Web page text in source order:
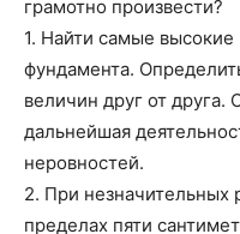
грамотно произвести?
1. Найти самые
фундамента.
величин друг от друга.
дальнейшая
неровностей.
2. При незначительных
пределах пяти